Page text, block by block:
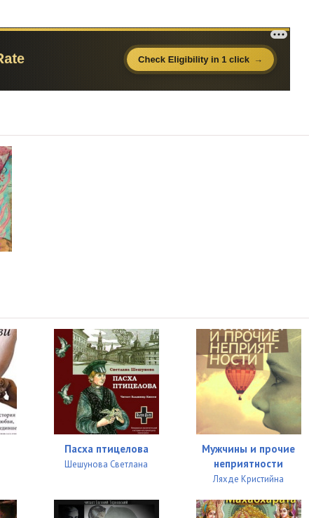
05:06
05:02
05:12
05:05
05:04
05:12
05:04
Пасха птицелова
Шешунова Светлана
Мужчины и прочие
неприятности
Ляхде Кристийна